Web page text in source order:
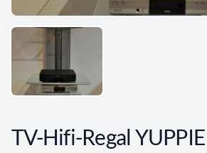
TV-Hifi-Regal YUPPIE